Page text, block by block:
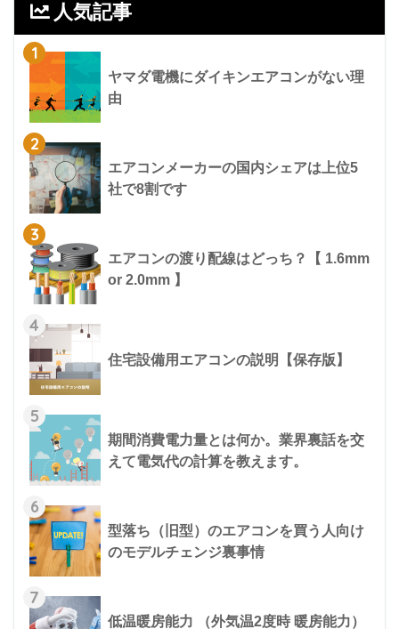
人気記事
1
ヤマダ電機にダイキンエアコンがない理
由
2
エアコンメーカーの国内シェアは上位5
社で8割です
3
エアコンの渡り配線はどっち？【 1.6mm
or 2.0mm 】
4
住宅設備用エアコンの説明【保存版】
5
期間消費電力量とは何か。業界裏話を交
えて電気代の計算を教えます。
6
型落ち（旧型）のエアコンを買う人向け
のモデルチェンジ裏事情
7
低温暖房能力 （外気温2度時 暖房能力）